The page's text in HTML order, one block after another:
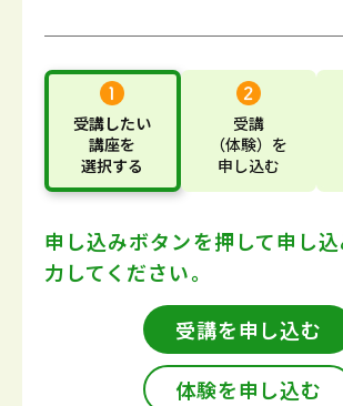
受講したい
講座を
選択する
受講
（体験） を
申し込む
申し込みボタンを押して申し
力してください。
受講を申し込む
体験を申し込む